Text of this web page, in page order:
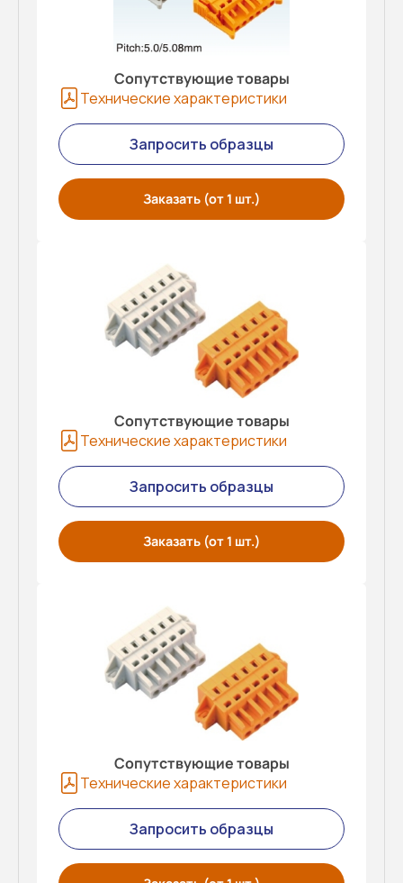
Сопутствующие товары
Технические характеристики
Запросить образцы
Заказать (от 1 шт.)
Сопутствующие товары
Технические характеристики
Запросить образцы
Заказать (от 1 шт.)
Сопутствующие товары
Технические характеристики
Запросить образцы